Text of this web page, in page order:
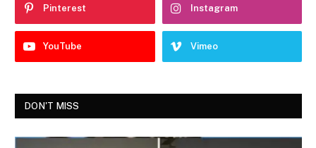
Pinterest Instagram
YouTube Vimeo
DON'T MISS